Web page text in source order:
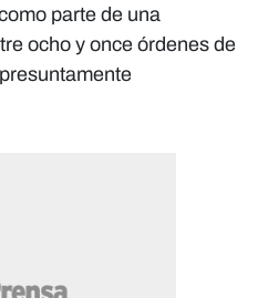
parte de una
ocho y once órdenes de